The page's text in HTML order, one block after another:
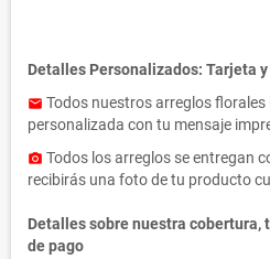
Detalles Personalizados: Tarjeta
email Todos nuestros arreglos
personalizada con tu mensaje
photo_camera Todos los arreglos se entregan
recibirás una foto de tu producto
Detalles sobre nuestra cobertura,
de pago